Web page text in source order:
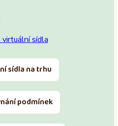
sídla
sídla na trhu
podmínek